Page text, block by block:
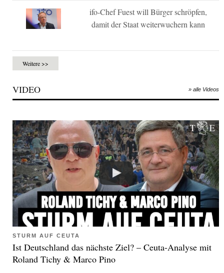
ifo-Chef Fuest will Bürger schröpfen,
damit der Staat weiterwuchern kann
Weitere >>
VIDEO » alle Videos
STURM AUF CEUTA
Ist Deutschland das nächste Ziel? – Ceuta-Analyse mit
Roland Tichy & Marco Pino